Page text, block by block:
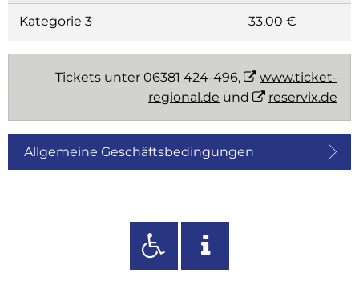
Kategorie 3 33,00 €
Tickets unter 06381 424-496,
www.ticket-
regional.de und reservix.de
Allgemeine Geschäftsbedingungen